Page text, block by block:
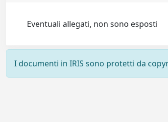
Eventuali allegati, non sono esposti
I documenti in IRIS sono protetti da